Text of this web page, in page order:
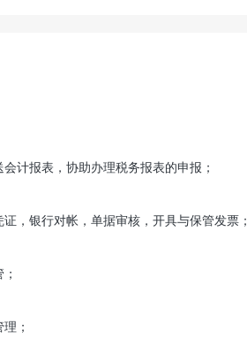
报表，协助办理税务报表的申报；
银行对帐，单据审核，开具与保管发票；
；